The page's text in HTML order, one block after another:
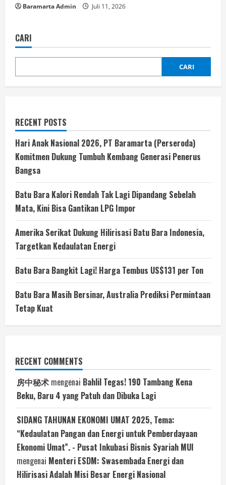
Baramarta Admin Juli 11, 2026
CARI
CARI
RECENT POSTS
Hari Anak Nasional 2026, PT Baramarta (Perseroda)
Komitmen Dukung Tumbuh Kembang Generasi Penerus
Bangsa
Batu Bara Kalori Rendah Tak Lagi Dipandang Sebelah
Mata, Kini Bisa Gantikan LPG Impor
Amerika Serikat Dukung Hilirisasi Batu Bara Indonesia,
Targetkan Kedaulatan Energi
Batu Bara Bangkit Lagi! Harga Tembus US$131 per Ton
Batu Bara Masih Bersinar, Australia Prediksi Permintaan
Tetap Kuat
RECENT COMMENTS
房中秘术 mengenai Bahlil Tegas! 190 Tambang Kena
Beku, Baru 4 yang Patuh dan Dibuka Lagi
SIDANG TAHUNAN EKONOMI UMAT 2025, Tema:
“Kedaulatan Pangan dan Energi untuk Pemberdayaan
Ekonomi Umat”. - Pusat Inkubasi Bisnis Syariah MUI
mengenai Menteri ESDM: Swasembada Energi dan
Hilirisasi Adalah Misi Besar Energi Nasional